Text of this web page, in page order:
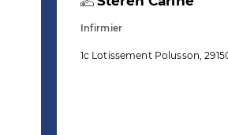
Infirmier
1c Lotissement Polusson,